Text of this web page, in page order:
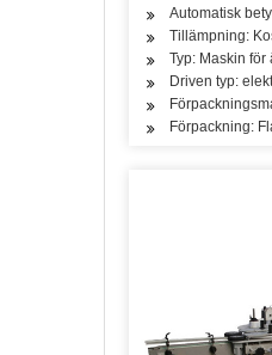
Automatisk
Tillämpning:
Typ: Maskin för
Driven typ:
Förpackning: